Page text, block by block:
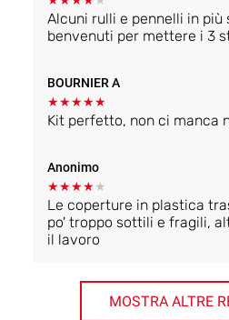
Alcuni rulli e pennelli in più
benvenuti per mettere i 3
BOURNIER A
★★★★★
Kit perfetto, non ci manca
Anonimo
★★★★★
Le coperture in plastica
po' troppo sottili e fragili,
il lavoro
MOSTRA ALTRE